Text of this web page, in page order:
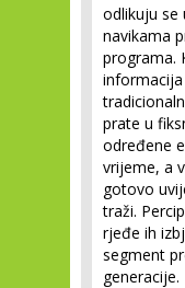
odlikuju se
navikama
programa.
prate u
određene
vrijeme, a
gotovo
traži.
rjeđe ih
segment
generacije.